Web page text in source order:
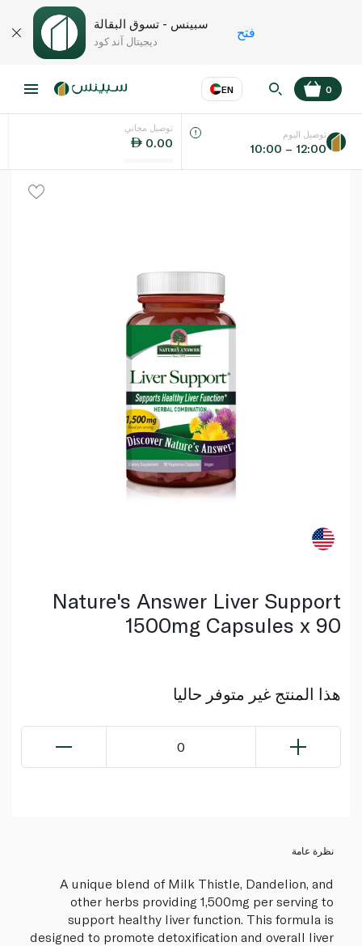
سبينس - تسوق البقالة
ديجيتال آند كود
فتح
EN
اللغة عر
0
توصيل مجاني
0.00
توصيل اليوم
10:00 – 12:00
Nature's Answer Liver Support
1500mg Capsules x 90
هذا المنتج غير متوفر حاليا
0
نظرة عامة
A unique blend of Milk Thistle, Dandelion, and
other herbs providing 1,500mg per serving to
support healthy liver function. This formula is
designed to promote detoxification and overall liver